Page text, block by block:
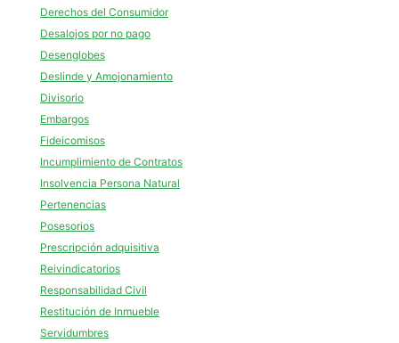
Derechos del Consumidor
Desalojos por no pago
Desenglobes
Deslinde y Amojonamiento
Divisorio
Embargos
Fideicomisos
Incumplimiento de Contratos
Insolvencia Persona Natural
Pertenencias
Posesorios
Prescripción adquisitiva
Reivindicatorios
Responsabilidad Civil
Restitución de Inmueble
Servidumbres